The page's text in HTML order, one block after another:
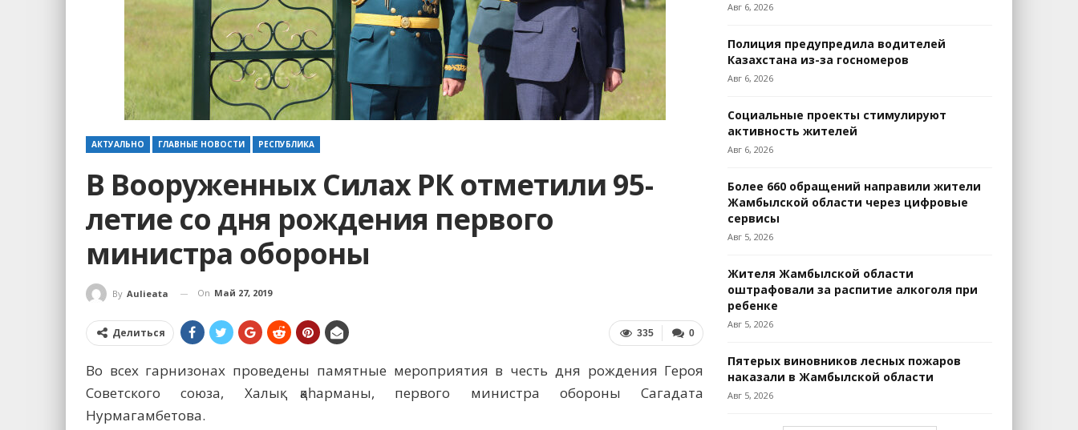
АКТУАЛЬНО ГЛАВНЫЕ НОВОСТИ РЕСПУБЛИКА
В Вооруженных Силах РК отметили 95-
летие со дня рождения первого
министра обороны
By Aulieata On Май 27, 2019
0
335
Делиться
Во всех гарнизонах проведены памятные мероприятия в честь дня рождения Героя
Советского союза, Халық қаһарманы, первого министра обороны Сагадата
Нурмагамбетова.
Авг 6, 2026
Полиция предупредила водителей
Казахстана из-за госномеров
Авг 6, 2026
Социальные проекты стимулируют
активность жителей
Авг 6, 2026
Более 660 обращений направили жители
Жамбылской области через цифровые
сервисы
Авг 5, 2026
Жителя Жамбылской области
оштрафовали за распитие алкоголя при
ребенке
Авг 5, 2026
Пятерых виновников лесных пожаров
наказали в Жамбылской области
Авг 5, 2026